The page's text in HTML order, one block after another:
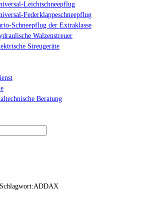
Leichtschneepflug
Federklappeschneepflug
Schneepflug der Extraklasse
Walzenstreuer
Streugeräte
Beratung
Schlagwort:ADDAX